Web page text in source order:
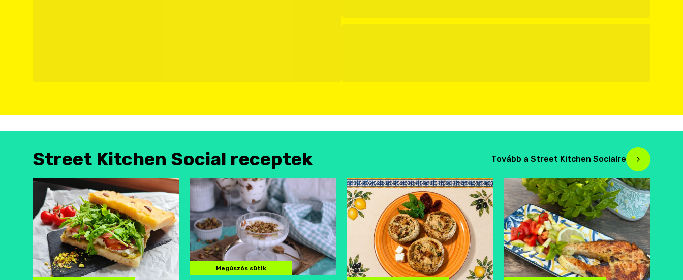
Street Kitchen Social receptek Tovább a Street Kitchen Socialre
Megúszós sütik